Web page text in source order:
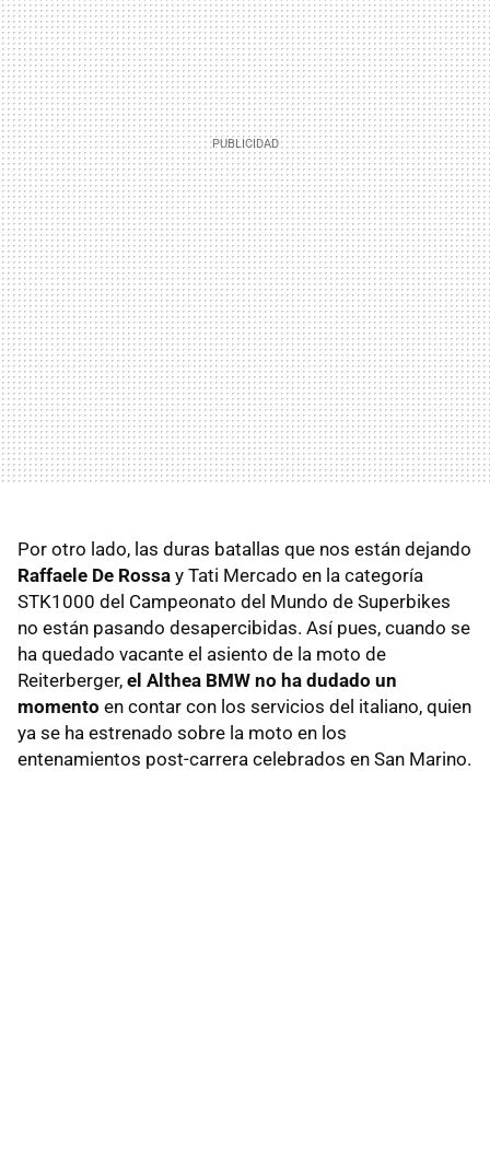
Por otro lado, las duras batallas que nos están dejando
Raffaele De Rossa y Tati Mercado en la categoría
STK1000 del Campeonato del Mundo de Superbikes
no están pasando desapercibidas. Así pues, cuando se
ha quedado vacante el asiento de la moto de
Reiterberger, el Althea BMW no ha dudado un
momento en contar con los servicios del italiano, quien
ya se ha estrenado sobre la moto en los
entenamientos post-carrera celebrados en San Marino.